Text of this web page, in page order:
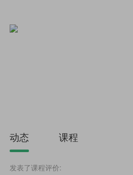
动态 课程
发表了课程评价: